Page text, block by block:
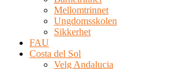
Mellomtrinnet
Ungdomsskolen
Sikkerhet
FAU
Costa del Sol
Velg Andalucia